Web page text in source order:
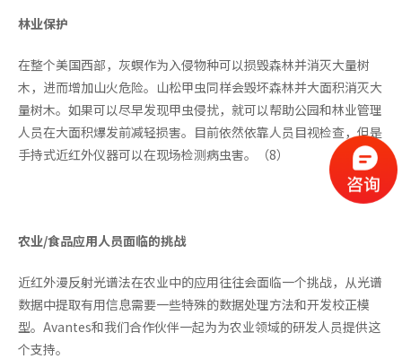
林业保护
在整个美国西部，灰螟作为入侵物种可以损毁森林并消灭大量树
木，进而增加山火危险。山松甲虫同样会毁坏森林并大面积消灭大
量树木。如果可以尽早发现甲虫侵扰，就可以帮助公园和林业管理
人员在大面积爆发前减轻损害。目前依然依靠人员目视检查，但是
手持式近红外仪器可以在现场检测病虫害。（8）
农业/食品应用人员面临的挑战
近红外漫反射光谱法在农业中的应用往往会面临一个挑战，从光谱
数据中提取有用信息需要一些特殊的数据处理方法和开发校正模
型。Avantes和我们合作伙伴一起为为农业领域的研发人员提供这
个支持。